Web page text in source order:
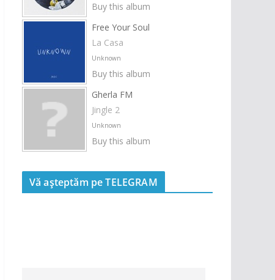
Buy this album
Free Your Soul
La Casa
Unknown
Buy this album
Gherla FM
Jingle 2
Unknown
Buy this album
Vă așteptăm pe TELEGRAM